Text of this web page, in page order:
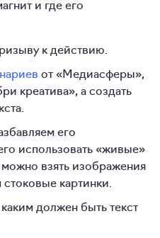
и где его
к действию.
от «Медиасферы»,
креатива», а создать
его
использовать «живые»
взять изображения
картинки.
должен быть текст